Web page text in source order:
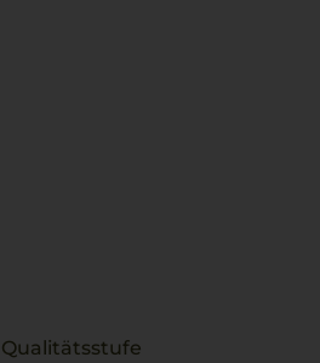
Qualitätsstufe